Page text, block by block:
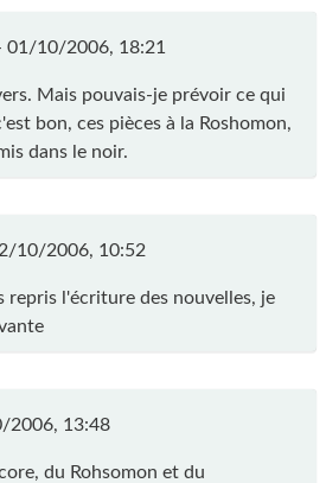
01/10/2006, 18:21
Mais pouvais-je prévoir ce qui
bon, ces pièces à la Roshomon,
dans le noir.
10/2006, 10:52
repris l'écriture des nouvelles, je
2006, 13:48
du Rohsomon et du